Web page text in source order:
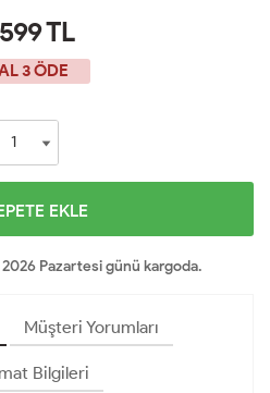
TL
3 ÖDE
EKLE
Pazartesi günü kargoda.
Müşteri Yorumları
Bilgileri